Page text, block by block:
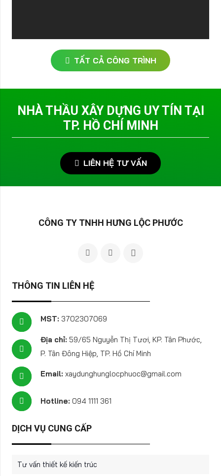
TẤT CẢ CÔNG TRÌNH
NHÀ THẦU XÂY DỰNG UY TÍN TẠI
TP. HỒ CHÍ MINH
LIÊN HỆ TƯ VẤN
CÔNG TY TNHH HƯNG LỘC PHƯỚC
THÔNG TIN LIÊN HỆ
MST: 3702307069
Địa chỉ: 59/65 Nguyễn Thị Tươi, KP. Tân Phước,
P. Tân Đông Hiệp, TP. Hồ Chí Minh
Email: xaydunghunglocphuoc@gmail.com
Hotline:094 1111 361
DỊCH VỤ CUNG CẤP
Tư vấn thiết kế kiến trúc